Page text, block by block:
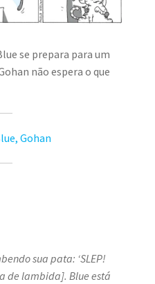
se prepara para um
não espera o que
Gohan
sua pata: ‘SLEP!
de lambida]. Blue está